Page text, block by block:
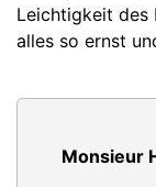
Leichtigkeit des
alles so ernst
Monsieur